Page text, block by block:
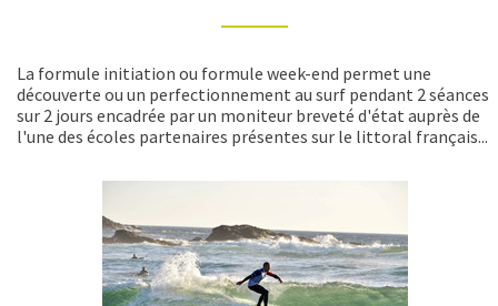
La formule initiation ou formule week-end permet une
découverte ou un perfectionnement au surf pendant 2 séances
sur 2 jours encadrée par un moniteur breveté d'état auprès de
l'une des écoles partenaires présentes sur le littoral français...